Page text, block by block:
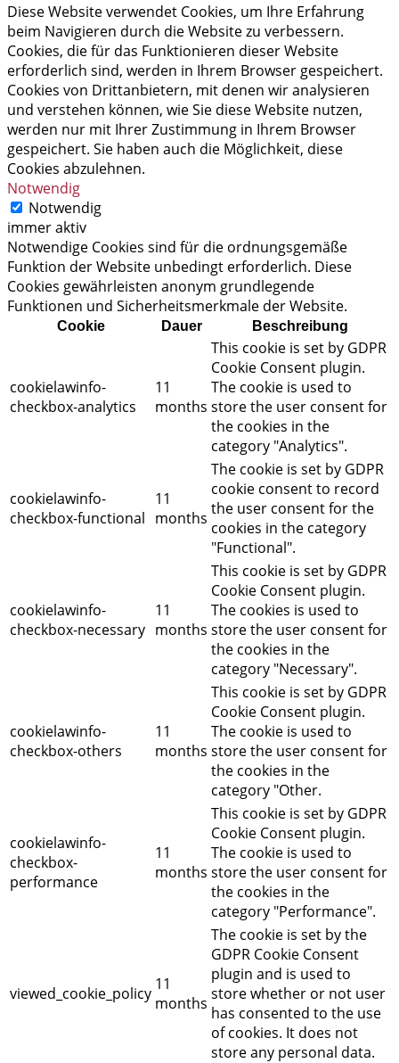
Diese Website verwendet Cookies, um Ihre Erfahrung
beim Navigieren durch die Website zu verbessern.
Cookies, die für das Funktionieren dieser Website
erforderlich sind, werden in Ihrem Browser gespeichert.
Cookies von Drittanbietern, mit denen wir analysieren
und verstehen können, wie Sie diese Website nutzen,
werden nur mit Ihrer Zustimmung in Ihrem Browser
gespeichert. Sie haben auch die Möglichkeit, diese
Cookies abzulehnen.
Notwendig
Notwendig
immer aktiv
Notwendige Cookies sind für die ordnungsgemäße
Funktion der Website unbedingt erforderlich. Diese
Cookies gewährleisten anonym grundlegende
Funktionen und Sicherheitsmerkmale der Website.
Cookie Dauer Beschreibung
cookielawinfo-
checkbox-analytics
11
months
This cookie is set by GDPR
Cookie Consent plugin.
The cookie is used to
store the user consent for
the cookies in the
category "Analytics".
cookielawinfo-
checkbox-functional
11
months
The cookie is set by GDPR
cookie consent to record
the user consent for the
cookies in the category
"Functional".
cookielawinfo-
checkbox-necessary
11
months
This cookie is set by GDPR
Cookie Consent plugin.
The cookies is used to
store the user consent for
the cookies in the
category "Necessary".
cookielawinfo-
checkbox-others
11
months
This cookie is set by GDPR
Cookie Consent plugin.
The cookie is used to
store the user consent for
the cookies in the
category "Other.
cookielawinfo-
checkbox-
performance
11
months
This cookie is set by GDPR
Cookie Consent plugin.
The cookie is used to
store the user consent for
the cookies in the
category "Performance".
viewed_cookie_policy 11
months
The cookie is set by the
GDPR Cookie Consent
plugin and is used to
store whether or not user
has consented to the use
of cookies. It does not
store any personal data.